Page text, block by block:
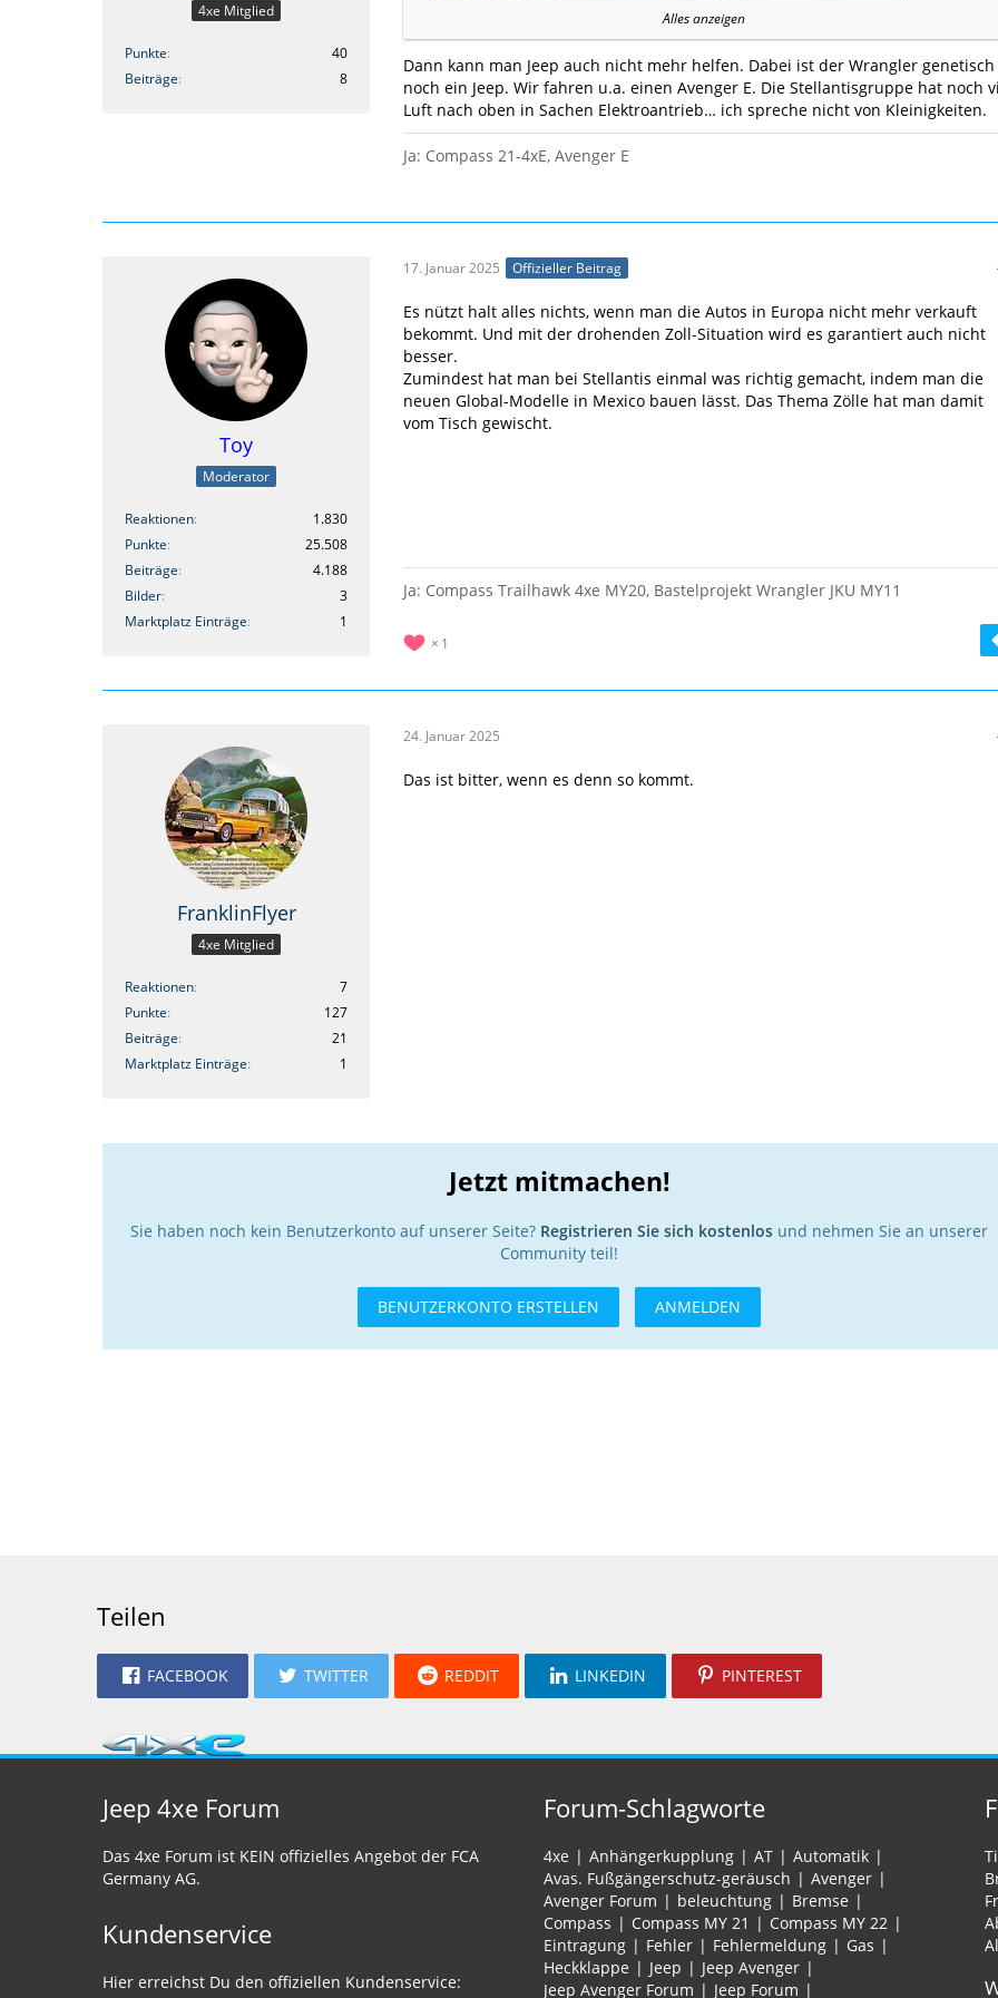
4xe Mitglied
Punkte
40
Beiträge
8
mit dem britischen Magazin Autocar sagt, zwei Kult-Modelle von Jeep
stehen in Europa wohl vor dem Aus. Zum einen trifft es den Grand
Cherokee, der durch den Wagoneer S ersetzt wird. Auf Kippe steht
auch der Wrangler, da ist aber anscheinend das letzte Wort noch
nicht gefallen. Der Recon soll dann in Europa in die Fußstapfen des
Wranglers treten.
Alles anzeigen
Dann kann man Jeep auch nicht mehr helfen. Dabei ist der Wrangler genetisch
noch ein Jeep. Wir fahren u.a. einen Avenger E. Die Stellantisgruppe hat noch
Luft nach oben in Sachen Elektroantrieb… ich spreche nicht von Kleinigkeiten.
Ja: Compass 21-4xE, Avenger E
Toy
Moderator
Reaktionen
1.830
Punkte
25.508
Beiträge
4.188
Bilder
3
Marktplatz Einträge
1
17. Januar 2025 Offizieller Beitrag
Es nützt halt alles nichts, wenn man die Autos in Europa nicht mehr verkauft
bekommt. Und mit der drohenden Zoll-Situation wird es garantiert auch nicht
besser.
Zumindest hat man bei Stellantis einmal was richtig gemacht, indem man die
neuen Global-Modelle in Mexico bauen lässt. Das Thema Zölle hat man damit
vom Tisch gewischt.
Ja: Compass Trailhawk 4xe MY20, Bastelprojekt Wrangler JKU MY11
1
FranklinFlyer
4xe Mitglied
Reaktionen
7
Punkte
127
Beiträge
21
Marktplatz Einträge
1
24. Januar 2025
Das ist bitter, wenn es denn so kommt.
Jetzt mitmachen!
Sie haben noch kein Benutzerkonto auf unserer Seite? Registrieren Sie sich kostenlos und nehmen Sie an unserer
Community teil!
BENUTZERKONTO ERSTELLEN ANMELDEN
Teilen
FACEBOOK TWITTER REDDIT LINKEDIN PINTEREST
Jeep 4xe Forum
Das 4xe Forum ist KEIN offizielles Angebot der FCA
Germany AG.
Kundenservice
Hier erreichst Du den offiziellen Kundenservice:
Forum-Schlagworte
4xe Anhängerkupplung AT
Automatik
Avas. Fußgängerschutz-geräusch
Avenger
Avenger Forum
beleuchtung
Bremse
Compass
Compass MY 21
Compass MY 22
Eintragung
Fehler Fehlermeldung
Gas
Heckklappe
Jeep
Jeep Avenger
Jeep Avenger Forum
Jeep Forum